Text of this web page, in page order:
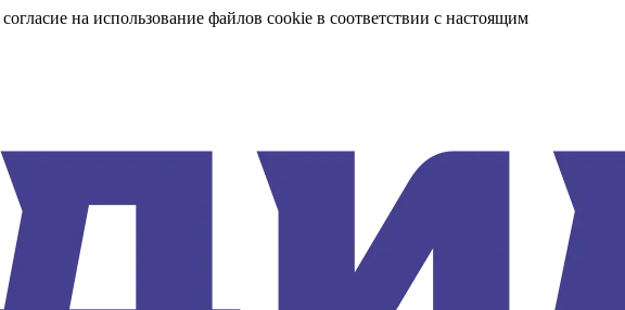
на использование файлов cookie в соответствии с настоящим